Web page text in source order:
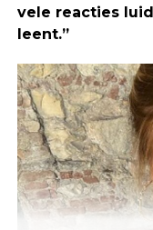
vele reacties
leent.”